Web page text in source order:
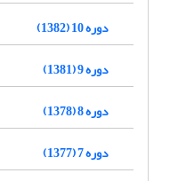
دوره 10 (1382)
دوره 9 (1381)
دوره 8 (1378)
دوره 7 (1377)